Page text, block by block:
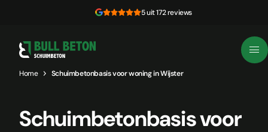
5 uit 172 reviews
Home Schuimbetonbasis voor woning in Wijster
Schuimbetonbasis voor